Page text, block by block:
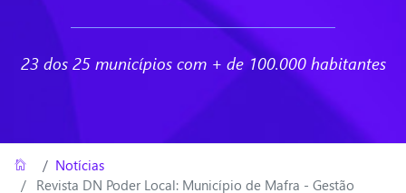
23 dos 25 municípios com + de 100.000 habitantes
Home
/ Notícias
Revista DN Poder Local: Município de Mafra - Gestão